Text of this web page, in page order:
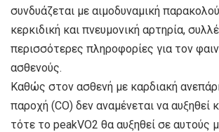
συνδυάζεται με αιμοδυναμική
κερκιδική και πνευμονική αρτηρία,
περισσότερες πληροφορίες για τον
ασθενούς.
Καθώς στον ασθενή με καρδιακή
παροχή (CO) δεν αναμένεται να αυξηθεί
τότε το peakVO2 θα αυξηθεί σε αυτούς